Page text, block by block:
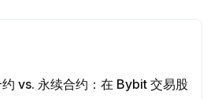
vs. 永续合约：在 Bybit 交易股